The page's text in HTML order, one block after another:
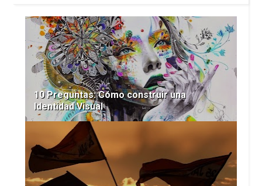
10 Preguntas: Cómo construir una
Identidad Visual